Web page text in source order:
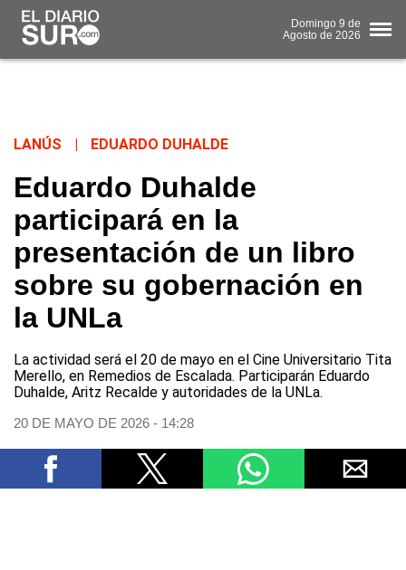
Domingo 9 de
Agosto de 2026
LANÚS EDUARDO DUHALDE
Eduardo Duhalde
participará en la
presentación de un libro
sobre su gobernación en
la UNLa
La actividad será el 20 de mayo en el Cine Universitario Tita
Merello, en Remedios de Escalada. Participarán Eduardo
Duhalde, Aritz Recalde y autoridades de la UNLa.
20 DE MAYO DE 2026 - 14:28